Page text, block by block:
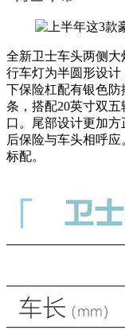
全新卫士车头两侧
行车灯为半圆形设
下保险杠配有银色
条，搭配20英寸双
口。尾部设计更加
后保险与车头相呼
标配。